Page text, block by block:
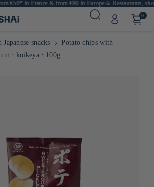
€50* in France & from €90 in Europe🍙 Restaurants,
0
Japanese snacks
Potato chips with
⋅ koikeya ⋅ 100g